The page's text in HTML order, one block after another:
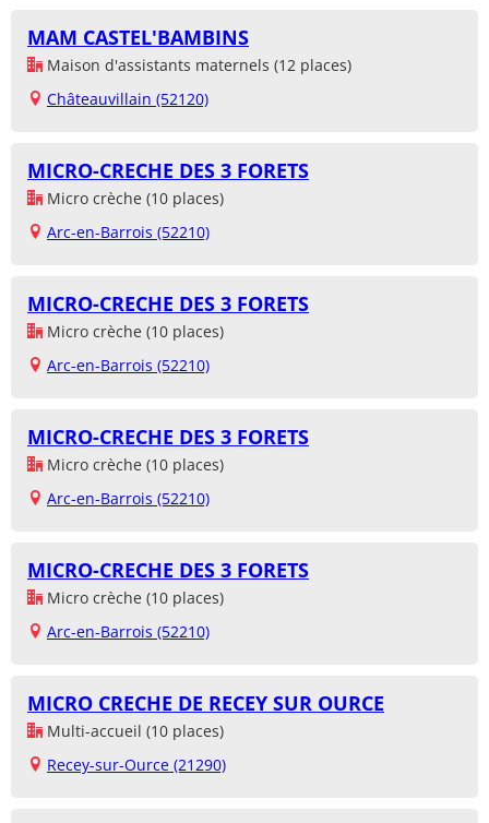
MAM CASTEL'BAMBINS
Maison d'assistants maternels (12 places)
Châteauvillain (52120)
MICRO-CRECHE DES 3 FORETS
Micro crèche (10 places)
Arc-en-Barrois (52210)
MICRO-CRECHE DES 3 FORETS
Micro crèche (10 places)
Arc-en-Barrois (52210)
MICRO-CRECHE DES 3 FORETS
Micro crèche (10 places)
Arc-en-Barrois (52210)
MICRO-CRECHE DES 3 FORETS
Micro crèche (10 places)
Arc-en-Barrois (52210)
MICRO CRECHE DE RECEY SUR OURCE
Multi-accueil (10 places)
Recey-sur-Ource (21290)